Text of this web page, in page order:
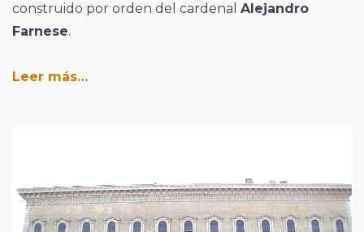
construido por orden del cardenal Alejandro
Farnese.
Leer más…